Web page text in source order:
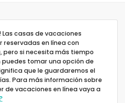
Las casas de vacaciones
en línea con
si necesita más tiempo
tomar una opción de
que le guardaremos el
Para más información sobre
de vacaciones en línea vaya a